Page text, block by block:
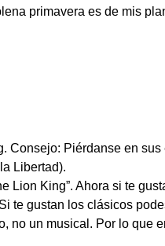
primavera es de mis
Consejo: Piérdanse en sus
Libertad).
Lion King”. Ahora si te
te gustan los clásicos
no un musical. Por lo